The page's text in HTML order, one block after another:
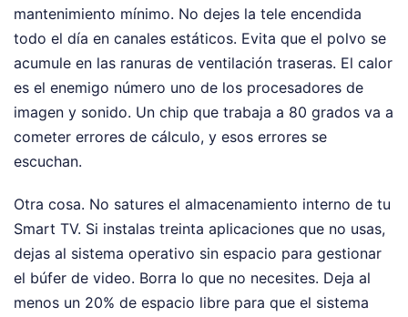
mantenimiento mínimo. No dejes la tele encendida
todo el día en canales estáticos. Evita que el polvo se
acumule en las ranuras de ventilación traseras. El calor
es el enemigo número uno de los procesadores de
imagen y sonido. Un chip que trabaja a 80 grados va a
cometer errores de cálculo, y esos errores se
escuchan.
Otra cosa. No satures el almacenamiento interno de tu
Smart TV. Si instalas treinta aplicaciones que no usas,
dejas al sistema operativo sin espacio para gestionar
el búfer de video. Borra lo que no necesites. Deja al
menos un 20% de espacio libre para que el sistema